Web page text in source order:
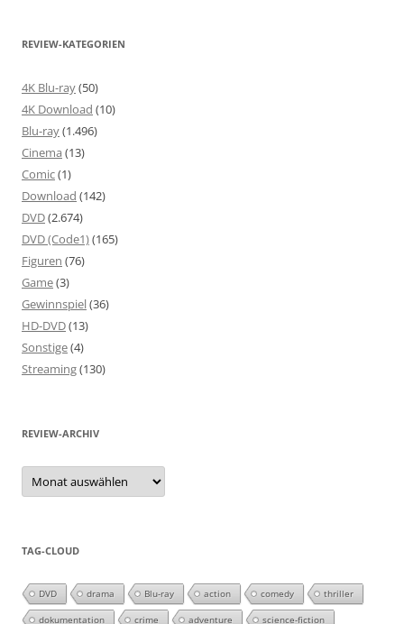
REVIEW-KATEGORIEN
4K Blu-ray(50)
4K Download (10)
Blu-ray(1.496)
Cinema (13)
Comic(1)
Download (142)
DVD(2.674)
DVD (Code1)(165)
Figuren (76)
Game(3)
Gewinnspiel(36)
HD-DVD(13)
Sonstige(4)
Streaming(130)
REVIEW-ARCHIV
Review-
Archiv
TAG-CLOUD
DVD drama Blu-ray action comedy thriller
dokumentation crime adventure science-fiction